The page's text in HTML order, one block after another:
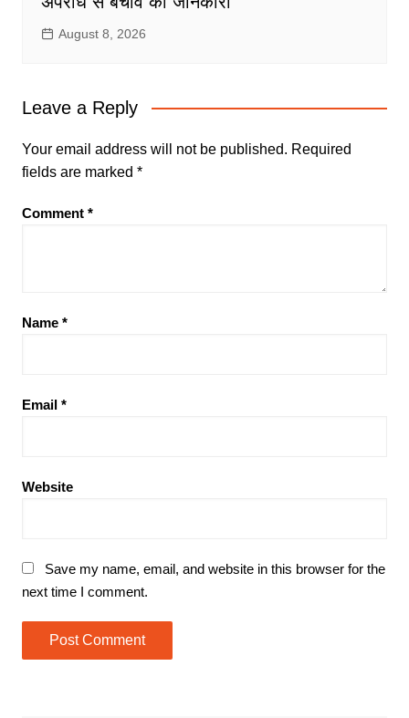
August 8, 2026
Leave a Reply
Your email address will not be published. Required
fields are marked *
Comment *
Name *
Email *
Website
Save my name, email, and website in this browser for the
next time I comment.